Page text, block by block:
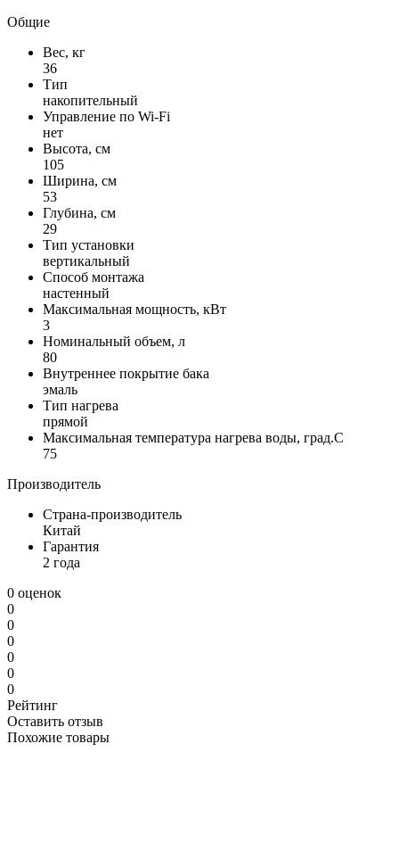
Общие
Вес, кг
36
Тип
накопительный
Управление по Wi-Fi
нет
Высота, см
105
Ширина, см
53
Глубина, см
29
Тип установки
вертикальный
Способ монтажа
настенный
Максимальная мощность, кВт
3
Номинальный объем, л
80
Внутреннее покрытие бака
эмаль
Тип нагрева
прямой
Максимальная температура нагрева воды, град.С
75
Производитель
Страна-производитель
Китай
Гарантия
2 года
0 оценок
0
0
0
0
0
0
Рейтинг
Оставить отзыв
Похожие товары